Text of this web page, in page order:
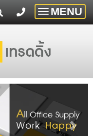
Toggle
MENU